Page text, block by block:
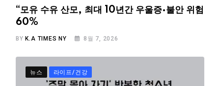
“모유 수유 산모, 최대 10년간 우울증·불안 위험
60%
BY K.A TIMES NY 8월 7, 2026
뉴스 라이프/건강